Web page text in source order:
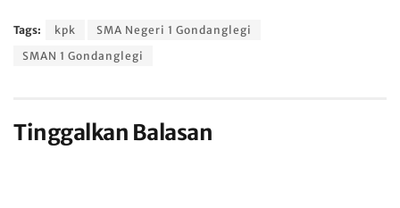
Tags: kpk
SMA Negeri 1 Gondanglegi
SMAN 1 Gondanglegi
Tinggalkan Balasan